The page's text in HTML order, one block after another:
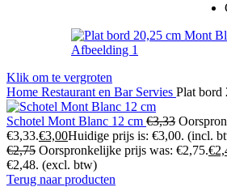
Klik om te vergroten
Home Restaurant en Bar Servies Plat bord
Schotel Mont Blanc 12 cm €3,33
€3,33.€3,00Huidige prijs is: €3,00. (incl.
€2,75 Oorspronkelijke prijs was: €2,75.€
€2,48. (excl. btw)
Terug naar producten